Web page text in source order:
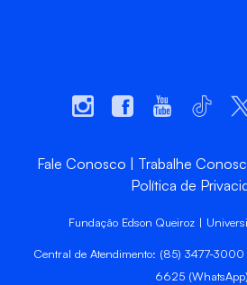
Fale Conosco Trabalhe
Política de
Fundação Edson Queiroz |
Central de Atendimento: (85) 3477-
6625 (WhatsApp)